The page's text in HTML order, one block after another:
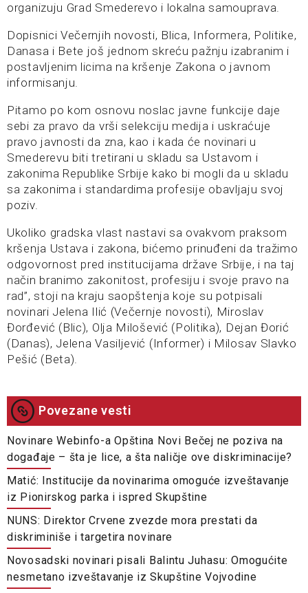
organizuju Grad Smederevo i lokalna samouprava.
Dopisnici Večernjih novosti, Blica, Informera, Politike,
Danasa i Bete još jednom skreću pažnju izabranim i
postavljenim licima na kršenje Zakona o javnom
informisanju.
Pitamo po kom osnovu noslac javne funkcije daje
sebi za pravo da vrši selekciju medija i uskraćuje
pravo javnosti da zna, kao i kada će novinari u
Smederevu biti tretirani u skladu sa Ustavom i
zakonima Republike Srbije kako bi mogli da u skladu
sa zakonima i standardima profesije obavljaju svoj
poziv.
Ukoliko gradska vlast nastavi sa ovakvom praksom
kršenja Ustava i zakona, bićemo prinuđeni da tražimo
odgovornost pred institucijama države Srbije, i na taj
način branimo zakonitost, profesiju i svoje pravo na
rad”, stoji na kraju saopštenja koje su potpisali
novinari Jelena Ilić (Večernje novosti), Miroslav
Đorđević (Blic), Olja Milošević (Politika), Dejan Đorić
(Danas), Jelena Vasiljević (Informer) i Milosav Slavko
Pešić (Beta).
Povezane vesti
Novinare Webinfo-a Opština Novi Bečej ne poziva na
događaje – šta je lice, a šta naličje ove diskriminacije?
Matić: Institucije da novinarima omoguće izveštavanje
iz Pionirskog parka i ispred Skupštine
NUNS: Direktor Crvene zvezde mora prestati da
diskriminiše i targetira novinare
Novosadski novinari pisali Balintu Juhasu: Omogućite
nesmetano izveštavanje iz Skupštine Vojvodine